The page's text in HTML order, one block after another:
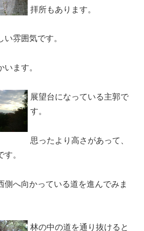
拝所もあります。
雰囲気です。
ます。
展望台になっている主郭で
す。
思ったより高さがあって、
。
側へ向かっている道を進んでみま
林の中の道を通り抜けると